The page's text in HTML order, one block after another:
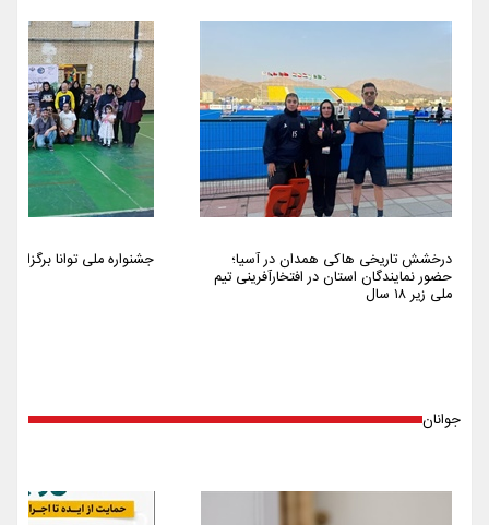
درخشش تاریخی هاکی همدان در آسیا؛
حضور نمایندگان استان در افتخارآفرینی تیم
ملی زیر ۱۸ سال
جشنواره ملی توانا برگزار شد
جوانان